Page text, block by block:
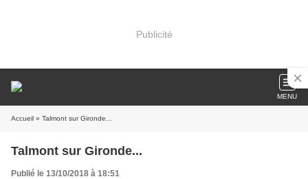
Publicité
MENU
Accueil » Talmont sur Gironde...
Talmont sur Gironde...
Publié le 13/10/2018 à 18:51